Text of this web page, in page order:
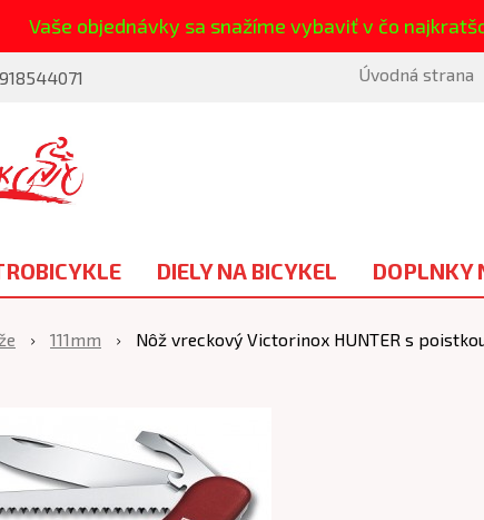
Vaše objednávky sa snažíme vybaviť v čo
Úvodná strana
DIELY NA BICYKEL DOPLNKY
111mm Nôž vreckový Victorinox HUNTER s